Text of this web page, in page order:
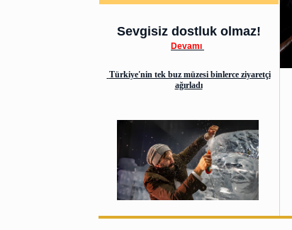
Sevgisiz dostluk olmaz!
Devamı
Türkiye'nin tek buz müzesi binlerce ziyaretçi
ağırladı